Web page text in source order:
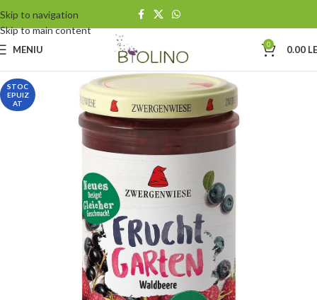
Skip to navigation
Skip to main content
MENIU 0 0.00
STOC
EPUIZ
AT